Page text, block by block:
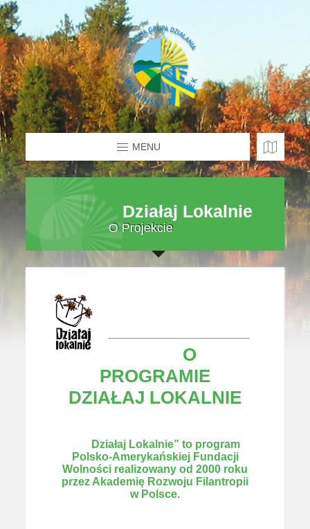
MENU
Działaj Lokalnie
O Projekcie
O
PROGRAMIE
DZIAŁAJ LOKALNIE
Działaj Lokalnie” to program
Polsko-Amerykańskiej Fundacji
Wolności realizowany od 2000 roku
przez Akademię Rozwoju Filantropii
w Polsce.